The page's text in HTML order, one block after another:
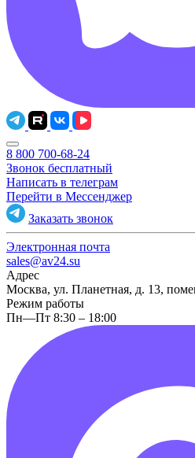
8 800 700-68-24
Звонок бесплатный
Написать в телеграм
Перейти в Мессенджер
Заказать звонок
Электронная почта
sales@av24.su
Адрес
Москва, ул. Планетная, д. 13,
Режим работы
Пн—Пт 8:30 – 18:00